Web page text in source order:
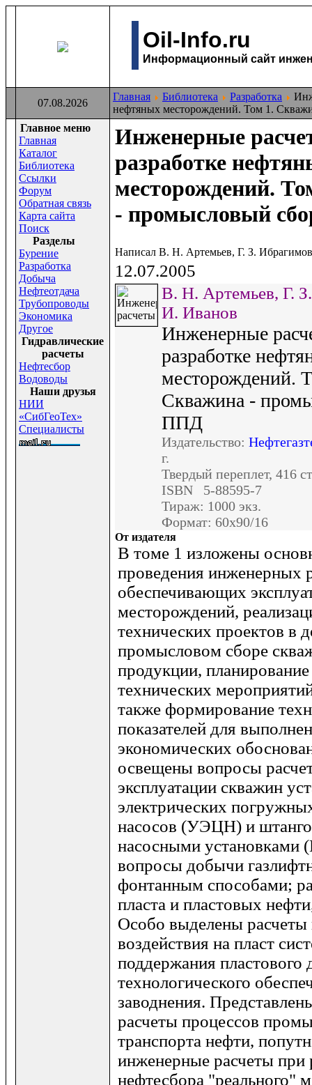
Oil-Info.ru
Информационный сайт
07.08.2026
Главная Библиотека Разработка
нефтяных месторождений. Том 1.
Главное меню
Главная
Каталог
Библиотека
Ссылки
Форум
Обратная связь
Карта сайта
Поиск
Раздeлы
Бурение
Разработка
Добыча
Нефтеотдача
Трубопроводы
Экономика
Другое
Гидравлические
расчеты
Нефтесбор
Водоводы
Наши друзья
НИИ
«СибГеоТех»
Специалисты
Инженерные
разработке
месторождений.
- промысловый
Написал В. Н. Артемьев, Г. З.
12.07.2005
В. Н. Артемьев, Г.
И. Иванов
Инженерные
разработке
месторождений.
Скважина -
ППД
Издательство:
г.
Твердый переплет, 416
ISBN 5-88595-7
Тираж: 1000 экз.
Формат: 60x90/16
От издателя
В томе 1 изложены
проведения инженерных
обеспечивающих
месторождений,
технических проектов в
промысловом сборе
продукции, планирование
технических
также формирование
показателей для
экономических
освещены вопросы
эксплуатации скважин
электрических
насосов (УЭЦН) и
насосными
вопросы добычи
фонтанным способами;
пласта и пластовых
Особо выделены расчеты
воздействия на пласт
поддержания
технологического
заводнения.
расчеты процессов
транспорта нефти,
инженерные расчеты при
нефтесбора "реального"